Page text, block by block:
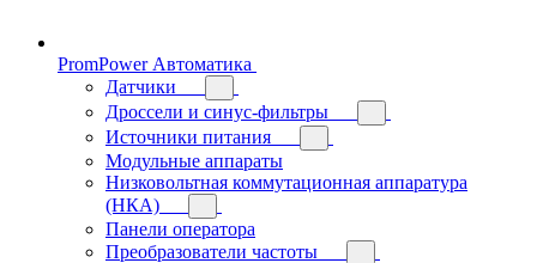
PromPower Автоматика
Датчики
Дроссели и синус-фильтры
Источники питания
Модульные аппараты
Низковольтная коммутационная аппаратура
(НКА)
Панели оператора
Преобразователи частоты